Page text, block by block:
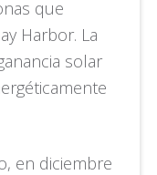
que
Harbor. La
solar
en diciembre